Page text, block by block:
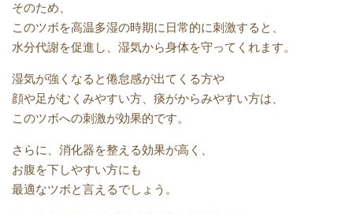
そのため、
このツボを高温多湿の時期に日常的に刺激すると、
水分代謝を促進し、湿気から身体を守ってくれます。
湿気が強くなると倦怠感が出てくる方や
顔や足がむくみやすい方、痰がからみやすい方は、
このツボへの刺激が効果的です。
さらに、消化器を整える効果が高く、
お腹を下しやすい方にも
最適なツボと言えるでしょう。